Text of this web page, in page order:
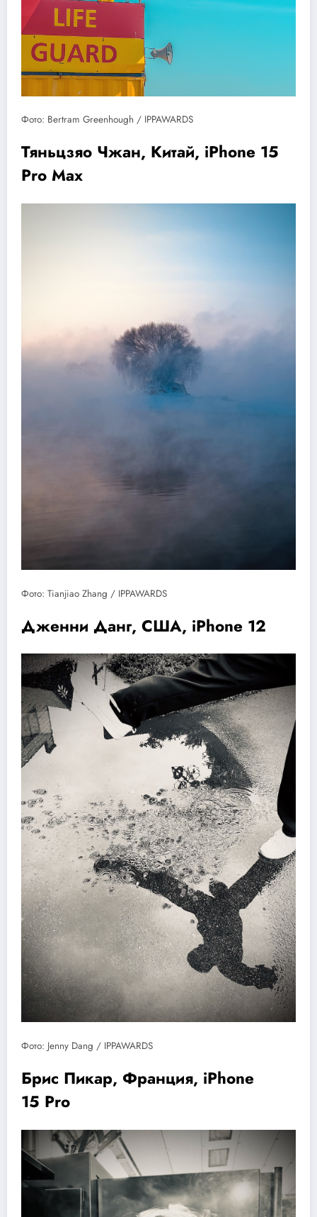
Фото: Bertram Greenhough / IPPAWARDS
Тяньцзяо Чжан, Китай, iPhone 15
Pro Max
Фото: Tianjiao Zhang / IPPAWARDS
Дженни Данг, США, iPhone 12
Фото: Jenny Dang / IPPAWARDS
Брис Пикар, Франция, iPhone
15 Pro